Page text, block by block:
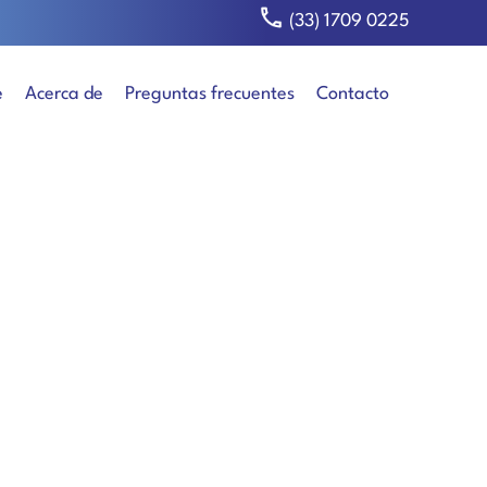
(33) 1709 0225
Acerca de Preguntas frecuentes Contacto